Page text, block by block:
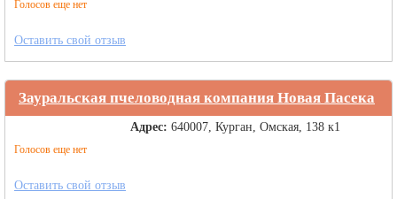
Голосов еще нет
Оставить свой отзыв
Зауральская пчеловодная компания Новая Пасека
Голосов еще нет
Адрес: 640007, Курган, Омская, 138 к1
Оставить свой отзыв